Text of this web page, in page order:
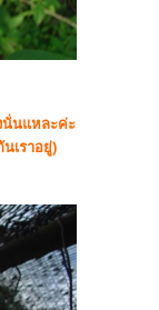
นั่นแหละค่ะ
เราอยู่)